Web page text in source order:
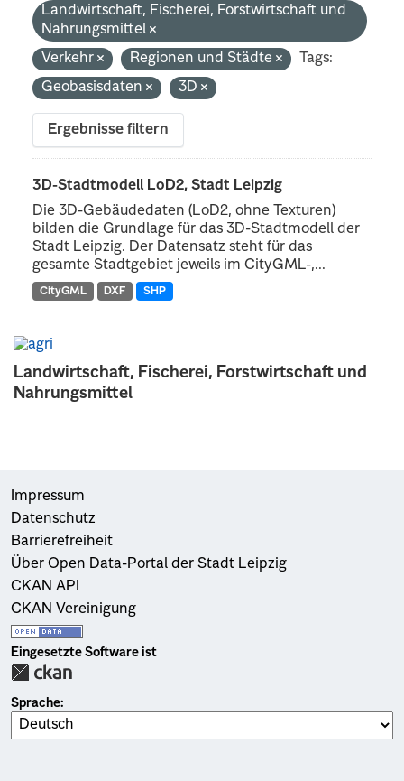
Landwirtschaft, Fischerei, Forstwirtschaft und
Nahrungsmittel
Landwirtschaft, Fischerei, Forstwirtschaft und
Nahrungsmittel
Verkehr
Regionen und Städte
Tags:
Geobasisdaten
3D
Ergebnisse filtern
3D-Stadtmodell LoD2, Stadt Leipzig
Die 3D-Gebäudedaten (LoD2, ohne Texturen)
bilden die Grundlage für das 3D-Stadtmodell der
Stadt Leipzig. Der Datensatz steht für das
gesamte Stadtgebiet jeweils im CityGML-,...
CityGML DXF SHP
Impressum
Datenschutz
Barrierefreiheit
Über Open Data-Portal der Stadt Leipzig
CKAN API
CKAN Vereinigung
Eingesetzte Software ist
Sprache